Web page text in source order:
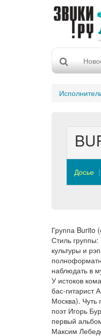
Досье
Группа Burito
Стиль
культуры и
наблюдать в
У истоков
бас-гитарист
Москва). Чуть
поэт Игорь
первый
Максим